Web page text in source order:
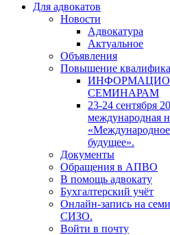
Для адвокатов
Новости
Адвокатура
Актуальное
Объявления
Повышение
СЕМИНАРАМ
23-24 сентября
международная
«Международное
будущее».
Документы
Обращения в АПВО
В помощь адвокату
Бухгалтерский учёт
Онлайн-запись на
СИЗО.
Войти в почту